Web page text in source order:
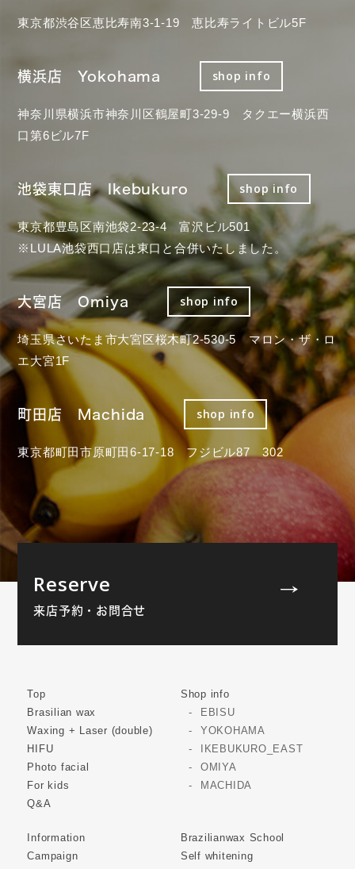
東京都渋谷区恵比寿南3-1-19 恵比寿ライトビル5F
横浜店 Yokohama shop info
神奈川県横浜市神奈川区鶴屋町3-29-9 タクエー横浜西
口第6ビル7F
池袋東口店 Ikebukuro shop info
東京都豊島区南池袋2-23-4 富沢ビル501
※LULA池袋西口店は東口と合併いたしました。
大宮店 Omiya shop info
埼玉県さいたま市大宮区桜木町2-530-5 マロン・ザ・ロ
エ大宮1F
町田店 Machida shop info
東京都町田市原町田6-17-18 フジビル87 302
Reserve
来店予約・お問合せ
Top
Brasilian wax
Waxing + Laser (double)
HIFU
Photo facial
For kids
Q&A
Shop info
EBISU
YOKOHAMA
IKEBUKURO_EAST
OMIYA
MACHIDA
Information
Campaign
Brazilianwax School
Self whitening